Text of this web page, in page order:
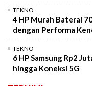
TEKNO
4 HP Murah Baterai
dengan Performa
TEKNO
6 HP Samsung Rp2
hingga Koneksi 5G